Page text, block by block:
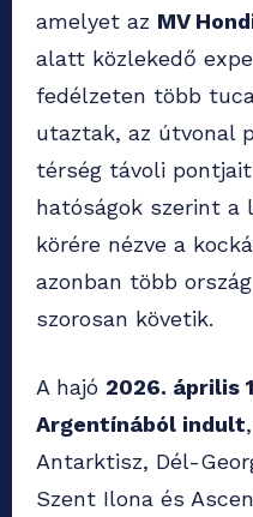
amelyet az MV
alatt közlekedő
fedélzeten több
utaztak, az útvonal
térség távoli
hatóságok szerint a
körére nézve a
azonban több
szorosan követik.
A hajó 2026. április
Argentínából indult
Antarktisz, Dél-
Szent Ilona és